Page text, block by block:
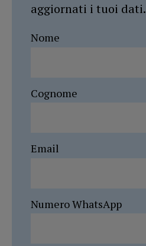
aggiornati i tuoi dati.
Nome
Cognome
Email
Numero WhatsApp